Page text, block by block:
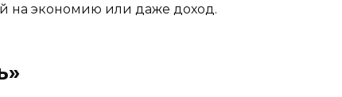
на экономию или даже доход.